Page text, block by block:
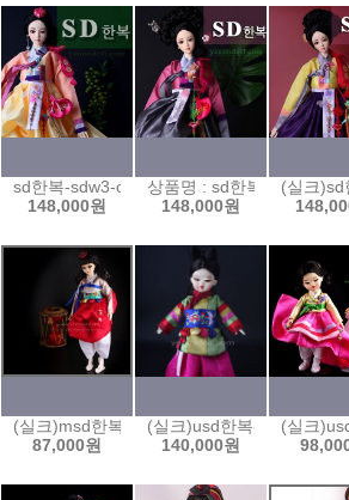
sd한복-sdw3-oy-m01/주황저고리set
148,000원
상품명 : sd한복-sdw3-pg-
148,000원
(실크
(실크)msd한복-연회색 저고리와 빨강치마/
87,000원
(실크)usd한복-오방장두루
140,000원
(실크